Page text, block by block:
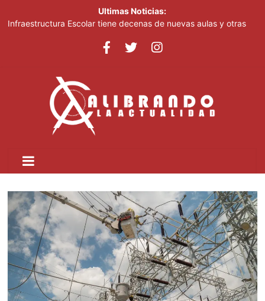
Ultimas Noticias:
Infraestructura Escolar tiene decenas de nuevas aulas y otras
Crear dos nuevas provincias en el país generaría más gasto
público, advierte experto
Ministerio de Educación inicia este lunes jornada nacional de
capacitación para más de 90,000 docentes de cara al inicio del
año escolar 2026-2027
del PRM y felicita a sus nuevas autoridades